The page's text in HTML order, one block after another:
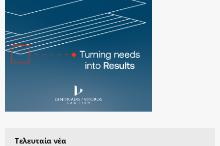
Τελευταία νέα